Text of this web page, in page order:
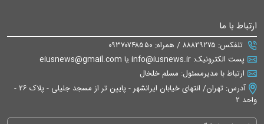
ارتباط با ما
تلفکس: ۸۸۸۲۹۲۷۵ / همراه: ۰۹۳۷۰۷۴۸۵۵۰
پست الکترونیک: info@iusnews.ir یا eiusnews@gmail.com
ارتباط با مدیرمسئول: مسلم خلخال
آدرس: تهران/ انتهای خیابان ایرانشهر - پایین تر از مسجد جلیلی - پلاک ۲۶ -
واحد ۲